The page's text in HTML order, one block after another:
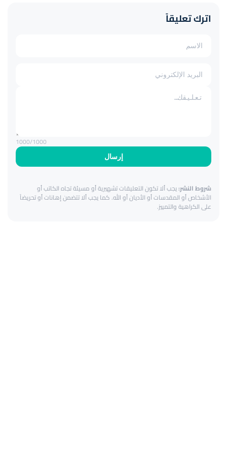
اترك تعليقاً
إرسال
1000/1000
شروط النشر:يجب ألا تكون التعليقات تشهيرية أو مسيئة تجاه الكاتب أو
الأشخاص أو المقدسات أو الأديان أو الله. كما يجب ألا تتضمن إهانات أو تحريضاً
على الكراهية والتمييز.